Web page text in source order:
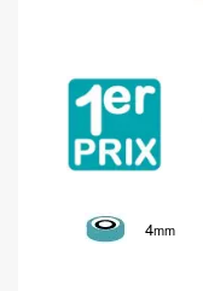
4mm